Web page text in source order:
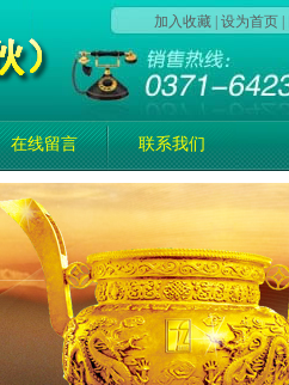
加入收藏 设为首页
在线留言 联系我们